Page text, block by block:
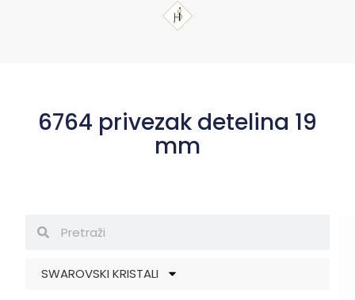
6764 privezak detelina 19
mm
SWAROVSKI KRISTALI